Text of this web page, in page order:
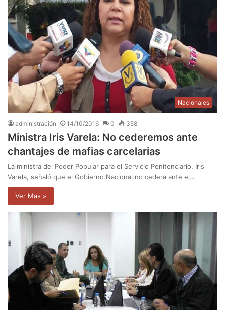
Nacionales
administración 14/10/2016 0 358
Ministra Iris Varela: No cederemos ante
chantajes de mafias carcelarias
La ministra del Poder Popular para el Servicio Penitenciario, Iris
Varela, señaló que el Gobierno Nacional no cederá ante el…
Ver Mas »